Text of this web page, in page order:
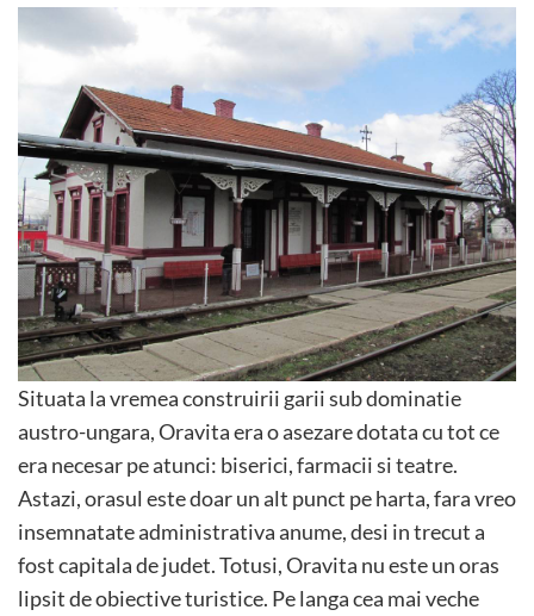
Situata la vremea construirii garii sub dominatie
austro-ungara, Oravita era o asezare dotata cu tot ce
era necesar pe atunci: biserici, farmacii si teatre.
Astazi, orasul este doar un alt punct pe harta, fara vreo
insemnatate administrativa anume, desi in trecut a
fost capitala de judet. Totusi, Oravita nu este un oras
lipsit de obiective turistice. Pe langa cea mai veche